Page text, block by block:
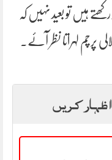
ہیں تو بعید نہیں کہ
پرچم لہراتا نظر آئے۔
اظہار کریں